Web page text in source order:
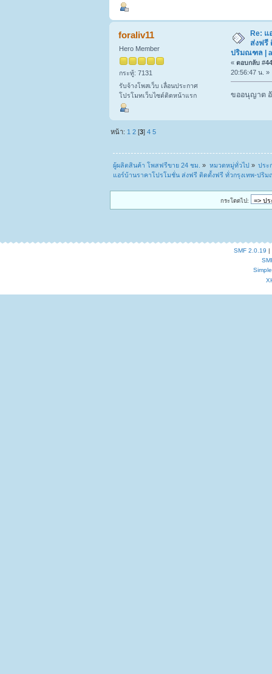
foraliv11
Hero Member
กระทู้: 7131
รับจ้างโพสเว็บ เลื่อนประกาศ
โปรโมทเว็บไซต์ติดหน้าแรก
Re: แ
ส่งฟรี
ปริมณฑล |
« ตอบกลับ
20:56:47 น. »
ขออนุญาต
หน้า: 1 2 [3]4 5
ผู้ผลิตสินค้า โพสฟรีขาย 24 ชม. » หมวดหมู่ทั่วไป » ประ
แอร์บ้านราคาโปรโมชั่น ส่งฟรี ติดตั้งฟรี ทั่วกรุงเทพ-ปริ
กระโดดไป:
SMF 2.0.19 |